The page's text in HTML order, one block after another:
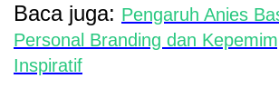
Baca juga: Pengaruh Anies
Personal Branding dan
Inspiratif